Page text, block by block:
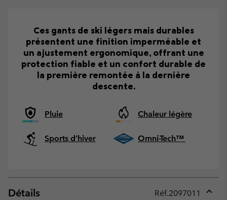
Ces gants de ski légers mais durables
présentent une finition imperméable et
un ajustement ergonomique, offrant une
protection fiable et un confort durable de
la première remontée à la dernière
descente.
Pluie Chaleur légère
Sports d’hiver Omni-Tech™
Détails Réf.2097011